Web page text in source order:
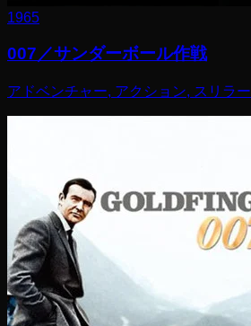
1965
007／サンダーボール作戦
アドベンチャー, アクション, スリラー